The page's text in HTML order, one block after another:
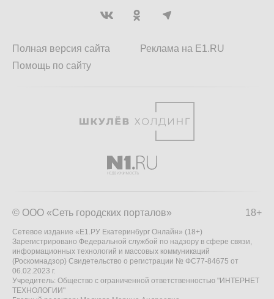
Полная версия сайта
Помощь по сайту
Реклама на E1.RU
18+
© ООО «Сеть городских порталов»
Сетевое издание «Е1.РУ Екатеринбург Онлайн» (18+)
Зарегистрировано Федеральной службой по надзору в сфере связи,
информационных технологий и массовых коммуникаций
(Роскомнадзор) Свидетельство о регистрации № ФС77-84675 от
06.02.2023 г.
Учредитель: Общество с ограниченной ответственностью "ИНТЕРНЕТ
ТЕХНОЛОГИИ"